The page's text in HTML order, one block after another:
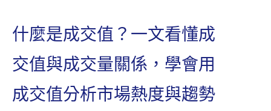
什麼是成交值？一文看懂成
交值與成交量關係，學會用
成交值分析市場熱度與趨勢